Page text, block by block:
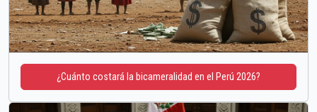
¿Cuánto costará la bicameralidad en el Perú 2026?